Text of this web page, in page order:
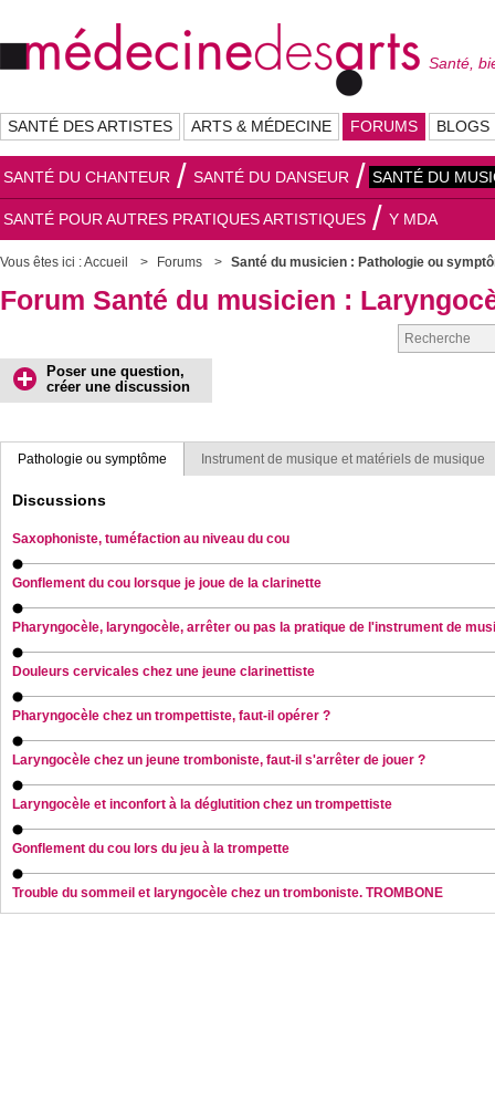
Santé,
SANTÉ DES ARTISTES ARTS & MÉDECINE FORUMS BLOGS
SANTÉ DU CHANTEUR SANTÉ DU DANSEUR SANTÉ DU
SANTÉ POUR AUTRES PRATIQUES ARTISTIQUES Y MDA
Vous êtes ici :Accueil Forums Santé du musicien : Pathologie ou
Forum Santé du musicien :
Poser une question,
créer une discussion
Pathologie ou symptôme Instrument de musique et matériels de musique
Discussions
Saxophoniste, tuméfaction au niveau du cou
Gonflement du cou lorsque je joue de la clarinette
Pharyngocèle, laryngocèle, arrêter ou pas la pratique de l'instrument de
Douleurs cervicales chez une jeune clarinettiste
Pharyngocèle chez un trompettiste, faut-il opérer ?
Laryngocèle chez un jeune tromboniste, faut-il s'arrêter de jouer ?
Laryngocèle et inconfort à la déglutition chez un trompettiste
Gonflement du cou lors du jeu à la trompette
Trouble du sommeil et laryngocèle chez un tromboniste. TROMBONE